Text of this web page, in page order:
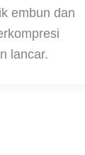
embun dan
lancar.